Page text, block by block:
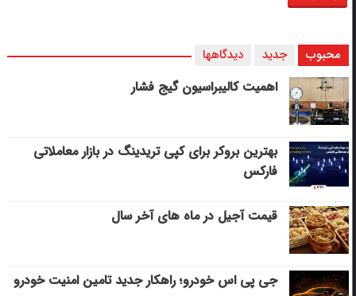
محبوب جدید دیدگاهها
اهمیت کالیبراسیون گیج فشار
بهترین بروکر برای کپی‌ تریدینگ در بازار معاملاتی
فارکس
قیمت آجیل در ماه های آخر سال
جی پی اس خودرو؛ راهکار جدید تامین امنیت خودرو